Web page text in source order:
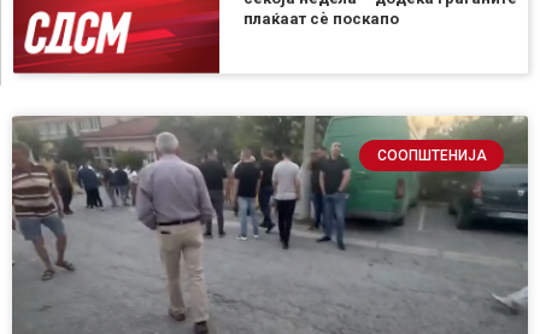
плаќаат сѐ поскапо
СООПШТЕНИЈА